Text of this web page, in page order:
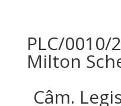
PLC/0010/
Milton
Câm.